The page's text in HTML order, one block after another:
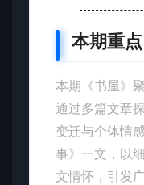
本期重点
本期《书屋》
通过多篇文章
变迁与个体情
事》一文，以
文情怀，引发